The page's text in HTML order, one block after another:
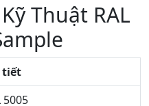
Thuật RAL
tiết
5005